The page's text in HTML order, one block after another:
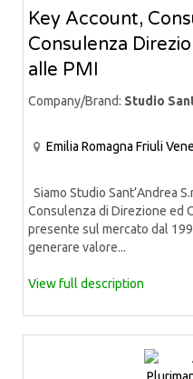
Key Account,
Consulenza
alle PMI
Company/Brand: Studio
Emilia Romagna Friuli
Siamo Studio Sant’Andrea
Consulenza di Direzione ed
presente sul mercato dal
generare valore...
View full description